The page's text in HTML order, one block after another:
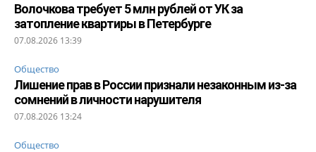
Волочкова требует 5 млн рублей от УК за
затопление квартиры в Петербурге
07.08.2026 13:39
Общество
Лишение прав в России признали незаконным из-за
сомнений в личности нарушителя
07.08.2026 13:24
Общество